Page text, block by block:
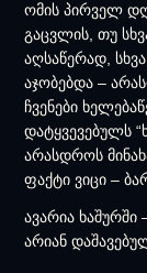
ომის პირველ
გაცვლის, თუ
აღსაწერად,
აჯობებდა –
ჩვენები
დატყვევებულს
არასდროს
ფაქტი ვიცი –
ავარია ხაშურში
არიან